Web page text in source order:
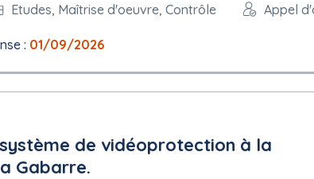
Etudes, Maîtrise d'oeuvre, Contrôle Appel
: 01/09/2026
de vidéoprotection à la
Gabarre.